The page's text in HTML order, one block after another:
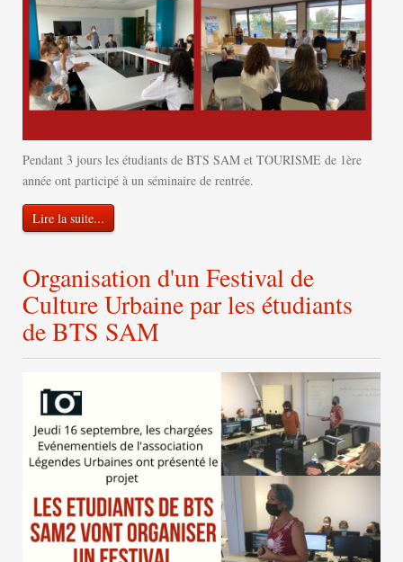
Pendant 3 jours les étudiants de BTS SAM et TOURISME de 1ère
année ont participé à un séminaire de rentrée.
Lire la suite...
Organisation d'un Festival de
Culture Urbaine par les étudiants
de BTS SAM